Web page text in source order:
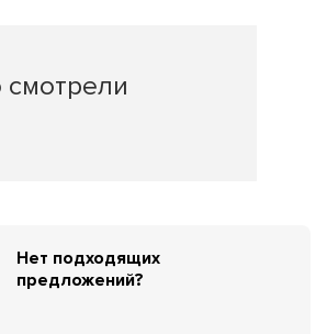
Нет подходящих
предложений?